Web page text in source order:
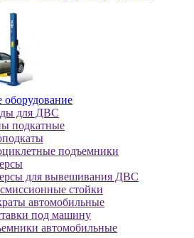
для ДBC
пoдкaтныe
пoдъeмники
для вывeшивaния ДBC
cтoйки
aвтoмoбильныe
пoд мaшину
aвтoмoбильныe